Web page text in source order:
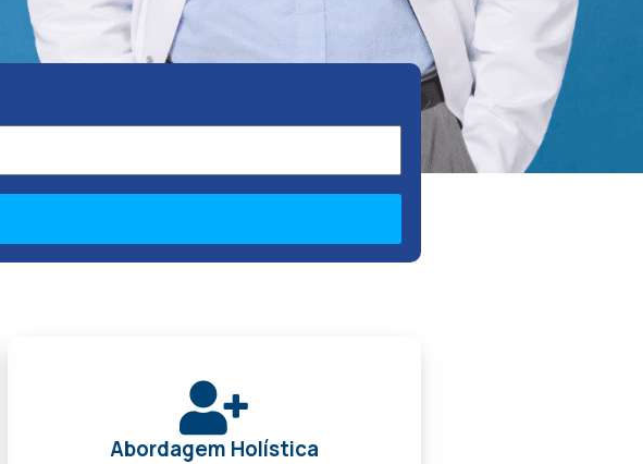
Abordagem Holística